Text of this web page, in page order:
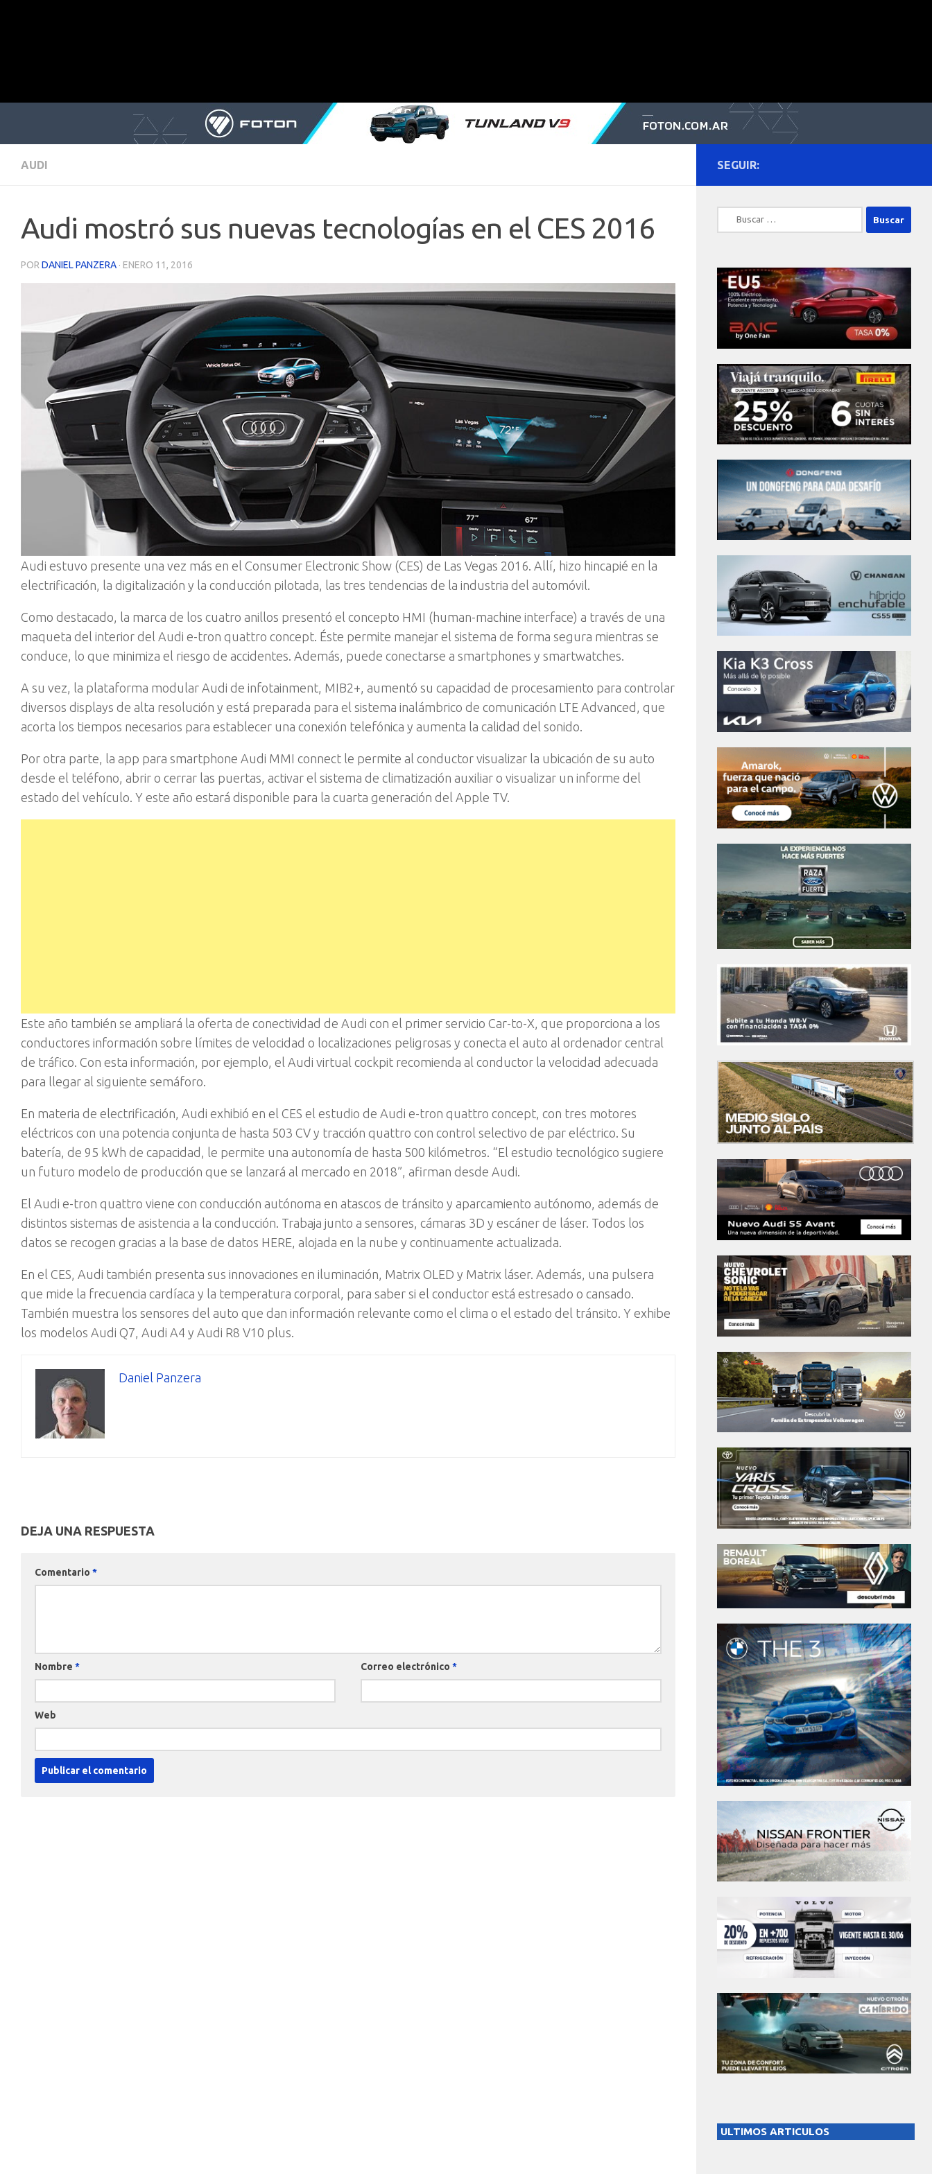
AUDI
Audi mostró sus nuevas tecnologías en el CES 2016
POR DANIEL PANZERA · ENERO 11, 2016
Audi estuvo presente una vez más en el Consumer Electronic Show (CES) de Las Vegas 2016. Allí, hizo hincapié en la
electrificación, la digitalización y la conducción pilotada, las tres tendencias de la industria del automóvil.
Como destacado, la marca de los cuatro anillos presentó el concepto HMI (human-machine interface) a través de una
maqueta del interior del Audi e-tron quattro concept. Éste permite manejar el sistema de forma segura mientras se
conduce, lo que minimiza el riesgo de accidentes. Además, puede conectarse a smartphones y smartwatches.
A su vez, la plataforma modular Audi de infotainment, MIB2+, aumentó su capacidad de procesamiento para controlar
diversos displays de alta resolución y está preparada para el sistema inalámbrico de comunicación LTE Advanced, que
acorta los tiempos necesarios para establecer una conexión telefónica y aumenta la calidad del sonido.
Por otra parte, la app para smartphone Audi MMI connect le permite al conductor visualizar la ubicación de su auto
desde el teléfono, abrir o cerrar las puertas, activar el sistema de climatización auxiliar o visualizar un informe del
estado del vehículo. Y este año estará disponible para la cuarta generación del Apple TV.
Este año también se ampliará la oferta de conectividad de Audi con el primer servicio Car-to-X, que proporciona a los
conductores información sobre límites de velocidad o localizaciones peligrosas y conecta el auto al ordenador central
de tráfico. Con esta información, por ejemplo, el Audi virtual cockpit recomienda al conductor la velocidad adecuada
para llegar al siguiente semáforo.
En materia de electrificación, Audi exhibió en el CES el estudio de Audi e-tron quattro concept, con tres motores
eléctricos con una potencia conjunta de hasta 503 CV y tracción quattro con control selectivo de par eléctrico. Su
batería, de 95 kWh de capacidad, le permite una autonomía de hasta 500 kilómetros. “El estudio tecnológico sugiere
un futuro modelo de producción que se lanzará al mercado en 2018”, afirman desde Audi.
El Audi e-tron quattro viene con conducción autónoma en atascos de tránsito y aparcamiento autónomo, además de
distintos sistemas de asistencia a la conducción. Trabaja junto a sensores, cámaras 3D y escáner de láser. Todos los
datos se recogen gracias a la base de datos HERE, alojada en la nube y continuamente actualizada.
En el CES, Audi también presenta sus innovaciones en iluminación, Matrix OLED y Matrix láser. Además, una pulsera
que mide la frecuencia cardíaca y la temperatura corporal, para saber si el conductor está estresado o cansado.
También muestra los sensores del auto que dan información relevante como el clima o el estado del tránsito. Y exhibe
los modelos Audi Q7, Audi A4 y Audi R8 V10 plus.
Daniel Panzera
DEJA UNA RESPUESTA
Comentario *
Nombre * Correo electrónico*
Web
SEGUIR:
Buscar:
ULTIMOS ARTICULOS